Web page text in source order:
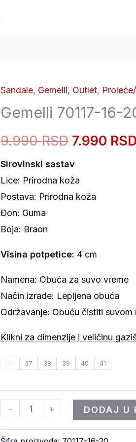
Sandale, Gemelli, Outlet,
Gemelli 70117-16-
9.990 RSD
Originalna
cena
je
bila:
9.990,00
7.990 RSD
Sirovinski sastav
Lice: Prirodna koža
Postava: Prirodna koža
Đon: Guma
Boja: Braon
Visina potpetice: 4 cm
Namena: Obuća za suvo vreme
Način izrade: Lepljena obuća
Održavanje: Obuću čistiti suvom
Klikni za dimenzije i veličinu
37 38 39 40 41
-
Gemelli
70117-
20
Braon
količina
+ DODAJ U